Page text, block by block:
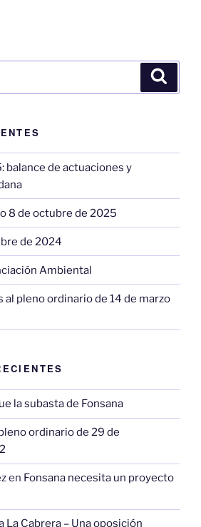
balance de actuaciones y
8 de octubre de 2025
de 2024
Ambiental
al pleno ordinario de 14 de marzo
la subasta de Fonsana
ordinario de 29 de
en Fonsana necesita un proyecto
La Cabrera – Una oposición